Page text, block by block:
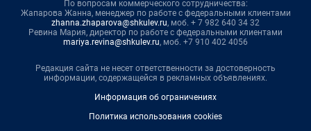
По вопросам коммерческого сотрудничества:
Жапарова Жанна, менеджер по работе с федеральными клиентами
zhanna.zhaparova@shkulev.ru, моб. + 7 982 640 34 32
Ревина Мария, директор по работе с федеральными клиентами
mariya.revina@shkulev.ru, моб. +7 910 402 4056
Редакция сайта не несет ответственности за достоверность
информации, содержащейся в рекламных объявлениях.
Информация об ограничениях
Политика использования cookies